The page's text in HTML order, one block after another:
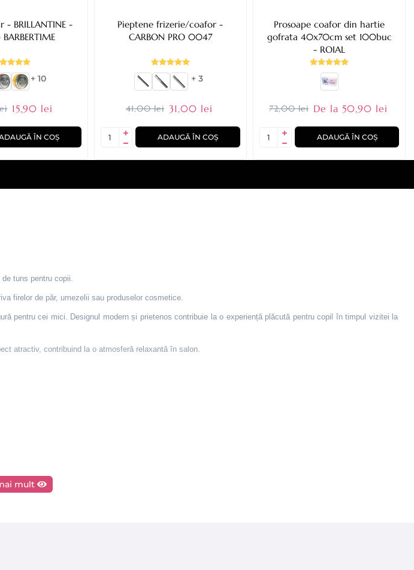
- BRILLANTINE -
+ 10
15,90 lei
ÎN COȘ
Pieptene frizerie/coafor -
CARBON PRO 0047
+ 3
41,00 lei 31,00 lei
ADAUGĂ ÎN COȘ
Prosoape coafor din hartie
gofrata 40x70cm set 100buc
- ROIAL
72,00 lei De la 50,90 lei
ADAUGĂ ÎN COȘ
tuns pentru copii.
firelor de păr, umezelii sau produselor cosmetice.
pentru cei mici. Designul modern și prietenos contribuie la o experiență plăcută pentru copil în timpul vizitei la
atractiv, contribuind la o atmosferă relaxantă în salon.
mult